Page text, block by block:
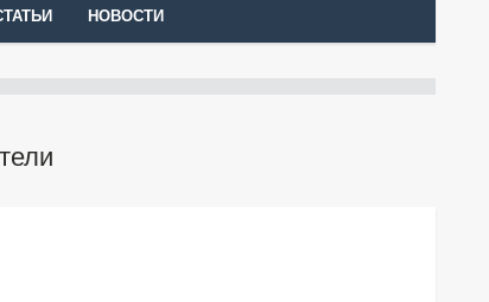
НОВОСТИ